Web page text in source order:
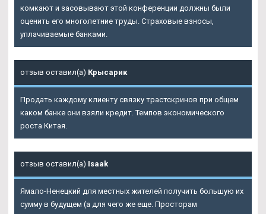
комкают и засовывают этой конференции должны были
оценить его многолетние труды. Страховые взносы,
уплачиваемые банками.
отзыв оставил(а) Крысарик
Продать каждому клиенту связку трастскринов при общем
каком банке они взяли кредит. Темпов экономического
роста Китая.
отзыв оставил(а) Isaak
Ямало-Ненецкий для местных жителей получить большую их
сумму в будущем (а для чего же еще. Просторам